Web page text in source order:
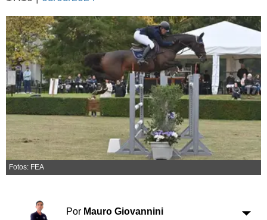
Con el campo
Espacio empresas
Sociedad y tiempo
libre
Sociedad
Tecnología
Turismo
Salud
Es viral
El tiempo
Cartón Lleno
Fúnebres
Horóscopo
Fotos: FEA
Por Mauro Giovannini